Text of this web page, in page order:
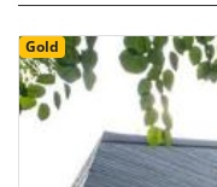
Gold